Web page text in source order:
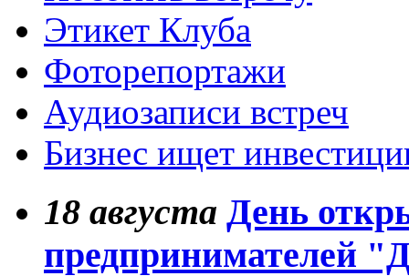
Этикет Клуба
Фоторепортажи
Аудиозаписи встреч
Бизнес ищет
18 августа День
предпринимателей